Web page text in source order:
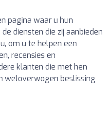
pagina waar u hun
diensten die zij aanbieden
om u te helpen een
recensies en
klanten die met hen
weloverwogen beslissing